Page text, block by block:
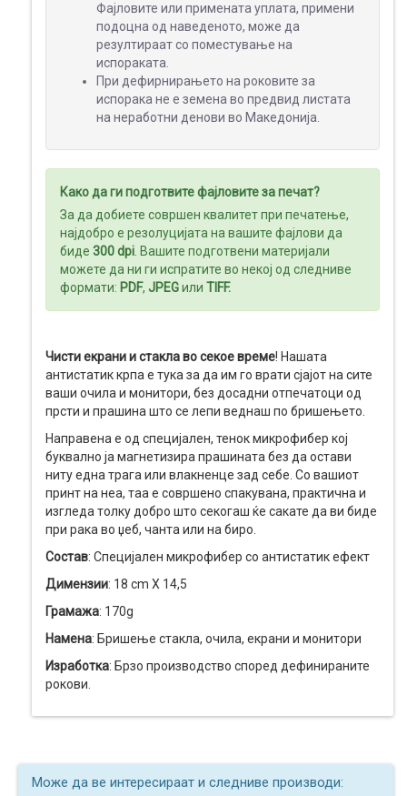
Фајловите или примената уплата, примени
подоцна од наведеното, може да
резултираат со поместување на
испораката.
При дефирнирањето на роковите за
испорака не е земена во предвид листата
на неработни денови во Македонија.
Како да ги подготвите фајловите за печат?
За да добиете совршен квалитет при печатење,
најдобро е резолуцијата на вашите фајлови да
биде 300 dpi . Вашите подготвени материјали
можете да ни ги испратите во некој од следниве
формати: PDF, JPEGили TIFF.
Чисти екрани и стакла во секое време! Нашата
антистатик крпа е тука за да им го врати сјајот на сите
ваши очила и монитори, без досадни отпечатоци од
прсти и прашина што се лепи веднаш по бришењето.
Направена е од специјален, тенок микрофибер кој
буквално ја магнетизира прашината без да остави
ниту една трага или влакненце зад себе. Со вашиот
принт на неа, таа е совршено спакувана, практична и
изгледа толку добро што секогаш ќе сакате да ви биде
при рака во џеб, чанта или на биро.
Состав: Специјален микрофибер со антистатик ефект
Димензии: 18 cm X 14,5
Грамажа: 170g
Намена: Бришење стакла, очила, екрани и монитори
Изработка: Брзо производство според дефинираните
рокови.
Може да ве интересираат и следниве производи: